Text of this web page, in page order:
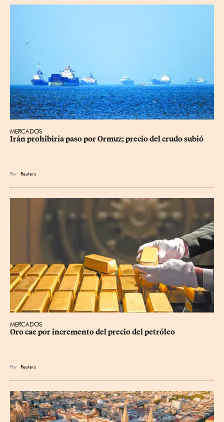
MERCADOS
Irán prohibiría paso por Ormuz; precio del crudo subió
Por Reuters
MERCADOS
Oro cae por incremento del precio del petróleo
Por Reuters